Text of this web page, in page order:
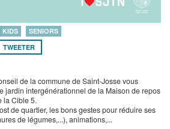
KIDS
SENIORS
TWEETER
de la commune de Saint-Josse vous
jardin intergénérationnel de la Maison de repos
la Cible 5.
de quartier, les bons gestes pour réduire ses
de légumes,...), animations,...